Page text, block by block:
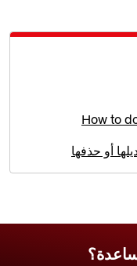
How to
أو حذفها